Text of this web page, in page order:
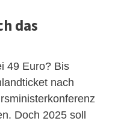
das
49 Euro? Bis
nach
Doch 2025 soll